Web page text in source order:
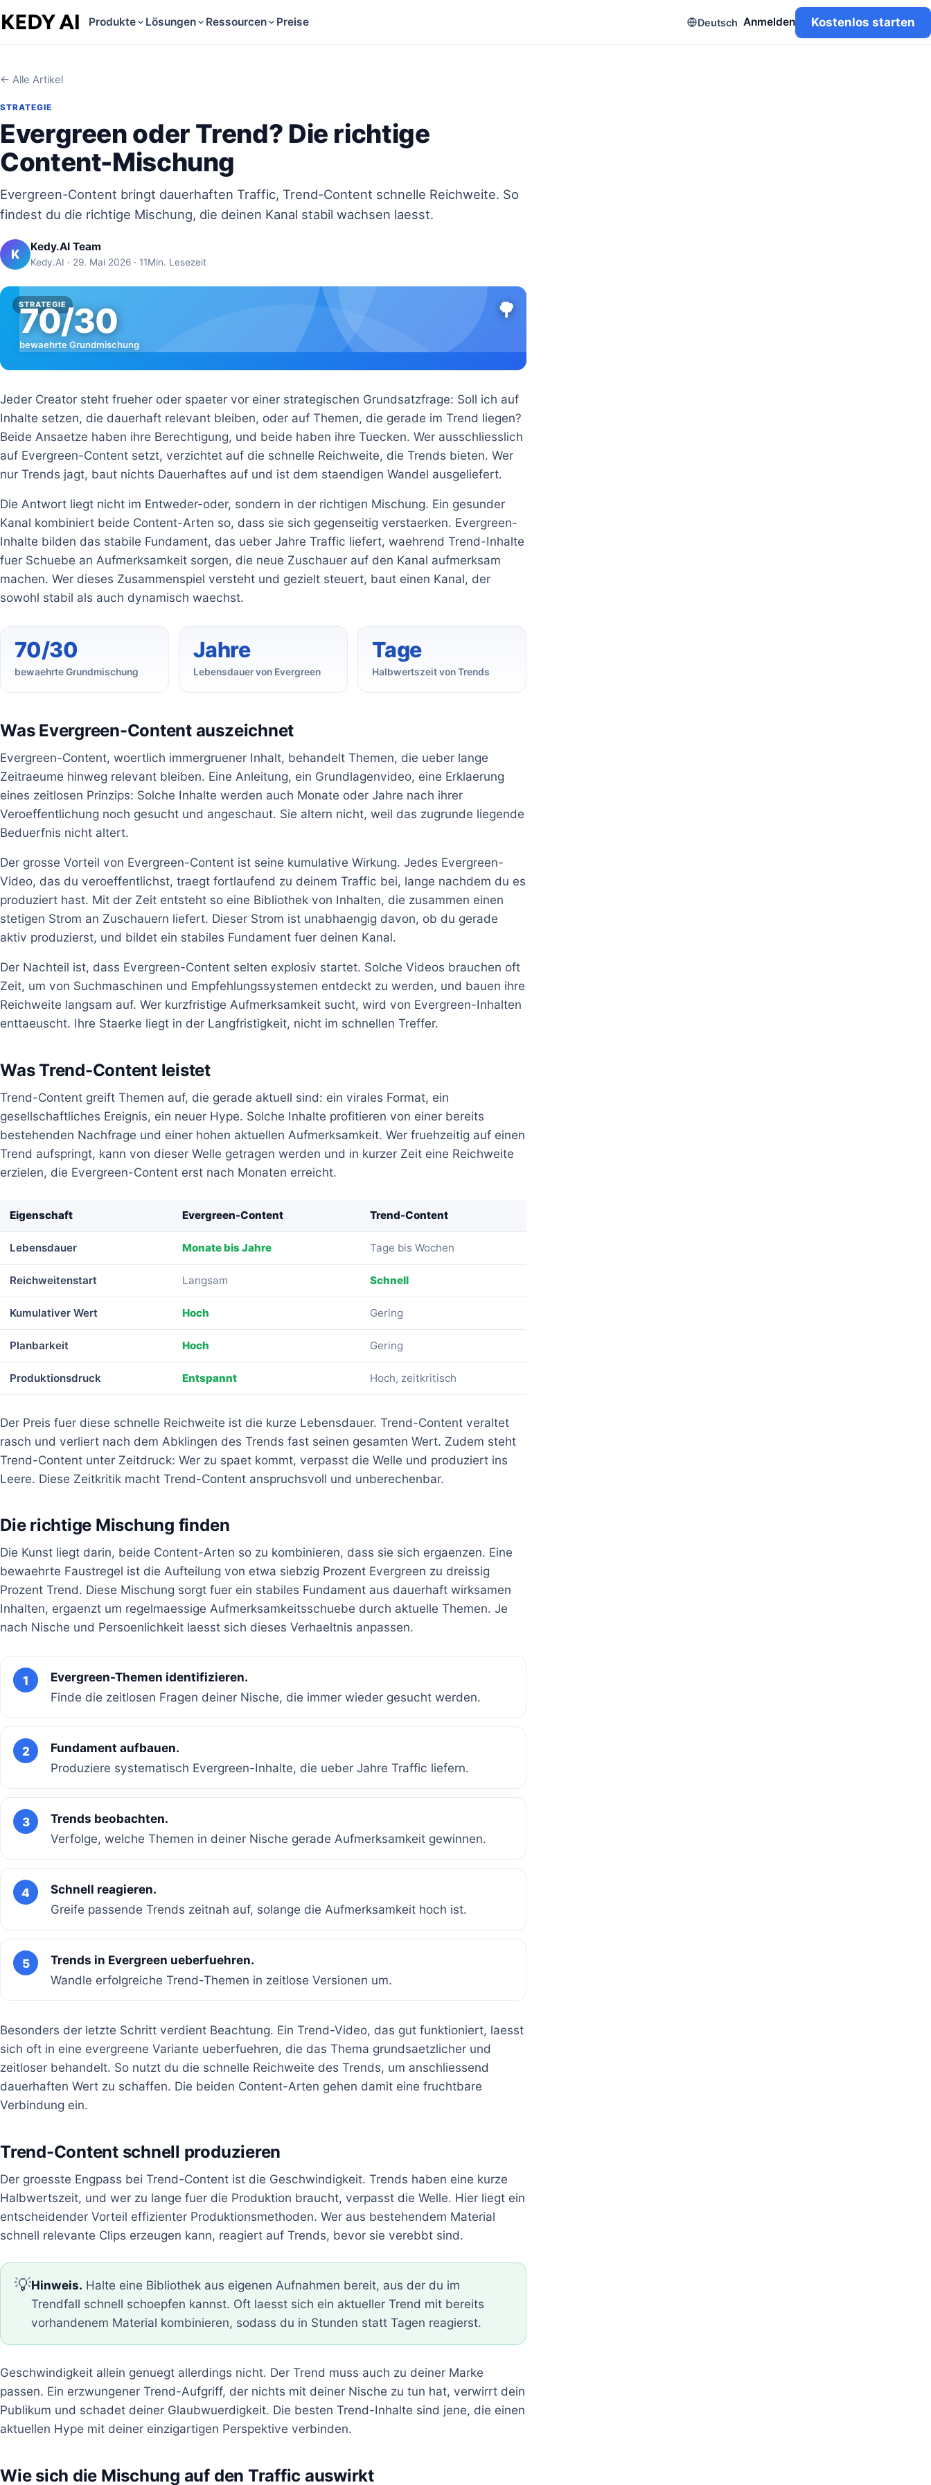
Produkte Lösungen Ressourcen Preise Deutsch Anmelden Kostenlos starten
← Alle Artikel
STRATEGIE
Evergreen oder Trend? Die richtige
Content-Mischung
Evergreen-Content bringt dauerhaften Traffic, Trend-Content schnelle Reichweite. So
findest du die richtige Mischung, die deinen Kanal stabil wachsen laesst.
K Kedy.AI Team
Kedy.AI · 29. Mai 2026 · 11Min. Lesezeit
STRATEGIE 🌳
70/30
bewaehrte Grundmischung
Jeder Creator steht frueher oder spaeter vor einer strategischen Grundsatzfrage: Soll ich auf
Inhalte setzen, die dauerhaft relevant bleiben, oder auf Themen, die gerade im Trend liegen?
Beide Ansaetze haben ihre Berechtigung, und beide haben ihre Tuecken. Wer ausschliesslich
auf Evergreen-Content setzt, verzichtet auf die schnelle Reichweite, die Trends bieten. Wer
nur Trends jagt, baut nichts Dauerhaftes auf und ist dem staendigen Wandel ausgeliefert.
Die Antwort liegt nicht im Entweder-oder, sondern in der richtigen Mischung. Ein gesunder
Kanal kombiniert beide Content-Arten so, dass sie sich gegenseitig verstaerken. Evergreen-
Inhalte bilden das stabile Fundament, das ueber Jahre Traffic liefert, waehrend Trend-Inhalte
fuer Schuebe an Aufmerksamkeit sorgen, die neue Zuschauer auf den Kanal aufmerksam
machen. Wer dieses Zusammenspiel versteht und gezielt steuert, baut einen Kanal, der
sowohl stabil als auch dynamisch waechst.
70/30
bewaehrte Grundmischung
Jahre
Lebensdauer von Evergreen
Tage
Halbwertszeit von Trends
Was Evergreen-Content auszeichnet
Evergreen-Content, woertlich immergruener Inhalt, behandelt Themen, die ueber lange
Zeitraeume hinweg relevant bleiben. Eine Anleitung, ein Grundlagenvideo, eine Erklaerung
eines zeitlosen Prinzips: Solche Inhalte werden auch Monate oder Jahre nach ihrer
Veroeffentlichung noch gesucht und angeschaut. Sie altern nicht, weil das zugrunde liegende
Beduerfnis nicht altert.
Der grosse Vorteil von Evergreen-Content ist seine kumulative Wirkung. Jedes Evergreen-
Video, das du veroeffentlichst, traegt fortlaufend zu deinem Traffic bei, lange nachdem du es
produziert hast. Mit der Zeit entsteht so eine Bibliothek von Inhalten, die zusammen einen
stetigen Strom an Zuschauern liefert. Dieser Strom ist unabhaengig davon, ob du gerade
aktiv produzierst, und bildet ein stabiles Fundament fuer deinen Kanal.
Der Nachteil ist, dass Evergreen-Content selten explosiv startet. Solche Videos brauchen oft
Zeit, um von Suchmaschinen und Empfehlungssystemen entdeckt zu werden, und bauen ihre
Reichweite langsam auf. Wer kurzfristige Aufmerksamkeit sucht, wird von Evergreen-Inhalten
enttaeuscht. Ihre Staerke liegt in der Langfristigkeit, nicht im schnellen Treffer.
Was Trend-Content leistet
Trend-Content greift Themen auf, die gerade aktuell sind: ein virales Format, ein
gesellschaftliches Ereignis, ein neuer Hype. Solche Inhalte profitieren von einer bereits
bestehenden Nachfrage und einer hohen aktuellen Aufmerksamkeit. Wer fruehzeitig auf einen
Trend aufspringt, kann von dieser Welle getragen werden und in kurzer Zeit eine Reichweite
erzielen, die Evergreen-Content erst nach Monaten erreicht.
Eigenschaft Evergreen-Content Trend-Content
Lebensdauer Monate bis Jahre Tage bis Wochen
Reichweitenstart Langsam Schnell
Kumulativer Wert Hoch Gering
Planbarkeit Hoch Gering
Produktionsdruck Entspannt Hoch, zeitkritisch
Der Preis fuer diese schnelle Reichweite ist die kurze Lebensdauer. Trend-Content veraltet
rasch und verliert nach dem Abklingen des Trends fast seinen gesamten Wert. Zudem steht
Trend-Content unter Zeitdruck: Wer zu spaet kommt, verpasst die Welle und produziert ins
Leere. Diese Zeitkritik macht Trend-Content anspruchsvoll und unberechenbar.
Die richtige Mischung finden
Die Kunst liegt darin, beide Content-Arten so zu kombinieren, dass sie sich ergaenzen. Eine
bewaehrte Faustregel ist die Aufteilung von etwa siebzig Prozent Evergreen zu dreissig
Prozent Trend. Diese Mischung sorgt fuer ein stabiles Fundament aus dauerhaft wirksamen
Inhalten, ergaenzt um regelmaessige Aufmerksamkeitsschuebe durch aktuelle Themen. Je
nach Nische und Persoenlichkeit laesst sich dieses Verhaeltnis anpassen.
1
Evergreen-Themen identifizieren.
Finde die zeitlosen Fragen deiner Nische, die immer wieder gesucht werden.
2
Fundament aufbauen.
Produziere systematisch Evergreen-Inhalte, die ueber Jahre Traffic liefern.
3
Trends beobachten.
Verfolge, welche Themen in deiner Nische gerade Aufmerksamkeit gewinnen.
4
Schnell reagieren.
Greife passende Trends zeitnah auf, solange die Aufmerksamkeit hoch ist.
5
Trends in Evergreen ueberfuehren.
Wandle erfolgreiche Trend-Themen in zeitlose Versionen um.
Besonders der letzte Schritt verdient Beachtung. Ein Trend-Video, das gut funktioniert, laesst
sich oft in eine evergreene Variante ueberfuehren, die das Thema grundsaetzlicher und
zeitloser behandelt. So nutzt du die schnelle Reichweite des Trends, um anschliessend
dauerhaften Wert zu schaffen. Die beiden Content-Arten gehen damit eine fruchtbare
Verbindung ein.
Trend-Content schnell produzieren
Der groesste Engpass bei Trend-Content ist die Geschwindigkeit. Trends haben eine kurze
Halbwertszeit, und wer zu lange fuer die Produktion braucht, verpasst die Welle. Hier liegt ein
entscheidender Vorteil effizienter Produktionsmethoden. Wer aus bestehendem Material
schnell relevante Clips erzeugen kann, reagiert auf Trends, bevor sie verebbt sind.
💡Hinweis. Halte eine Bibliothek aus eigenen Aufnahmen bereit, aus der du im
Trendfall schnell schoepfen kannst. Oft laesst sich ein aktueller Trend mit bereits
vorhandenem Material kombinieren, sodass du in Stunden statt Tagen reagierst.
Geschwindigkeit allein genuegt allerdings nicht. Der Trend muss auch zu deiner Marke
passen. Ein erzwungener Trend-Aufgriff, der nichts mit deiner Nische zu tun hat, verwirrt dein
Publikum und schadet deiner Glaubwuerdigkeit. Die besten Trend-Inhalte sind jene, die einen
aktuellen Hype mit deiner einzigartigen Perspektive verbinden.
Wie sich die Mischung auf den Traffic auswirkt